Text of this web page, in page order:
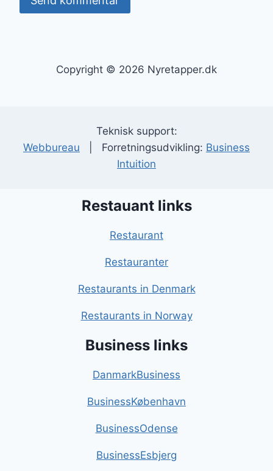
Copyright © 2026 Nyretapper.dk
Teknisk support:
Webbureau | Forretningsudvikling: Business
Intuition
Restauant links
Restaurant
Restauranter
Restaurants in Denmark
Restaurants in Norway
Business links
DanmarkBusiness
BusinessKøbenhavn
BusinessOdense
BusinessEsbjerg